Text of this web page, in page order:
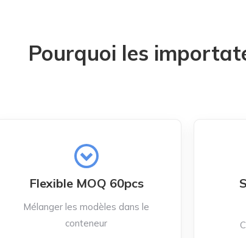
Pourquoi les
Flexible MOQ 60pcs
Mélanger les modèles dans le
conteneur